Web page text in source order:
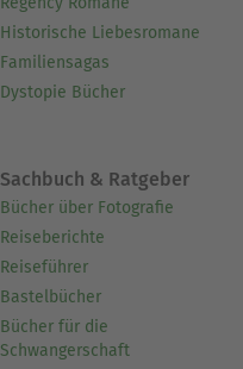
Historische Liebesromane
Familiensagas
Dystopie Bücher
Sachbuch & Ratgeber
Bücher über Fotografie
Reiseberichte
Reiseführer
Bastelbücher
Bücher für die
Schwangerschaft